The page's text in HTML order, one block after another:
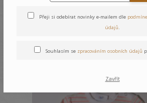
strana z 2 další
Přeji si odebírat novinky e-mailem dle
údajů.
Souhlasím se zpracováním osobních údajů
Zavřít